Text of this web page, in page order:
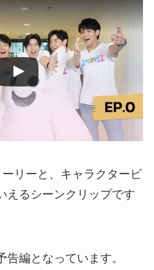
視聴
リーと、キャラクタービ
えるシーンクリップです
編となっています。